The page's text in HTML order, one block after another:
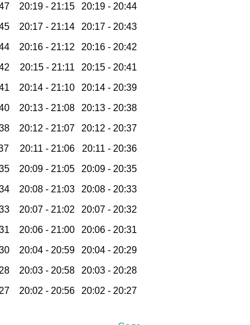
20:19 - 21:15 20:19 - 20:44
20:17 - 21:14 20:17 - 20:43
20:16 - 21:12 20:16 - 20:42
20:15 - 21:11 20:15 - 20:41
20:14 - 21:10 20:14 - 20:39
20:13 - 21:08 20:13 - 20:38
20:12 - 21:07 20:12 - 20:37
20:11 - 21:06 20:11 - 20:36
20:09 - 21:05 20:09 - 20:35
20:08 - 21:03 20:08 - 20:33
20:07 - 21:02 20:07 - 20:32
20:06 - 21:00 20:06 - 20:31
20:04 - 20:59 20:04 - 20:29
20:03 - 20:58 20:03 - 20:28
20:02 - 20:56 20:02 - 20:27